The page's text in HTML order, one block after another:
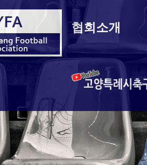
협회소개
고양특례시축